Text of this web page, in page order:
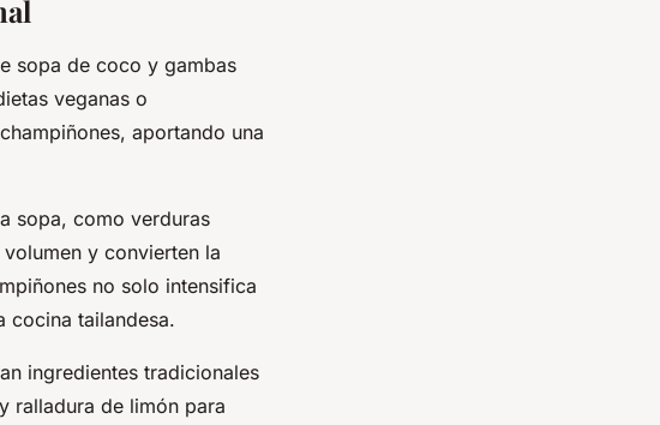
sopa de coco y gambas
veganas o
aportando una
sopa, como verduras
y convierten la
no solo intensifica
cocina tailandesa.
ingredientes tradicionales
ralladura de limón para